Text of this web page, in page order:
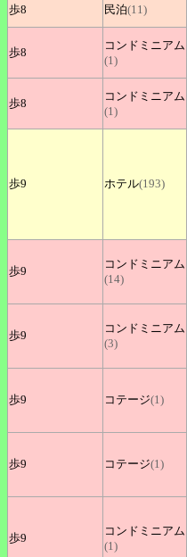
歩8 民泊(11)
歩8
コンドミニアム
(1)
歩8
コンドミニアム
(1)
歩9 ホテル(193)
歩9
コンドミニアム
(14)
歩9
コンドミニアム
(3)
歩9 コテージ(1)
歩9 コテージ(1)
歩9
コンドミニアム
(1)